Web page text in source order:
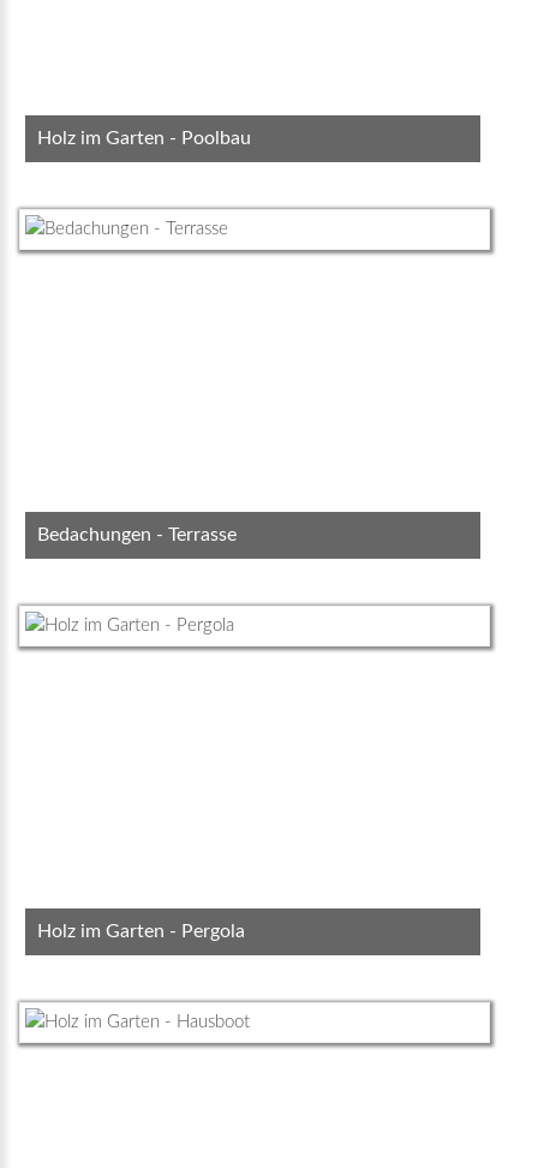
Holz im Garten - Poolbau
Bedachungen - Terrasse
Holz im Garten - Pergola